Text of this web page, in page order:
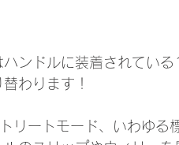
ハンドルに装着されてい
わります！
リートモード、いわゆる